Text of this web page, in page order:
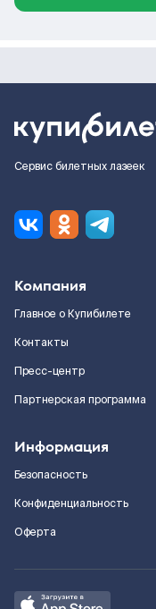
Сервис билетных лазеек
Компания
Главное о Купибилете
Контакты
Пресс-центр
Партнерская программа
Информация
Безопасность
Конфиденциальность
Оферта